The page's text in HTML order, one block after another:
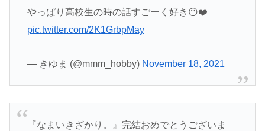
やっぱり高校生の時の話すごーく好き😶❤️
pic.twitter.com/2K1GrbpMay
— きゆま (@mmm_hobby) November 18, 2021
『なまいきざかり。』完結おめでとうございま